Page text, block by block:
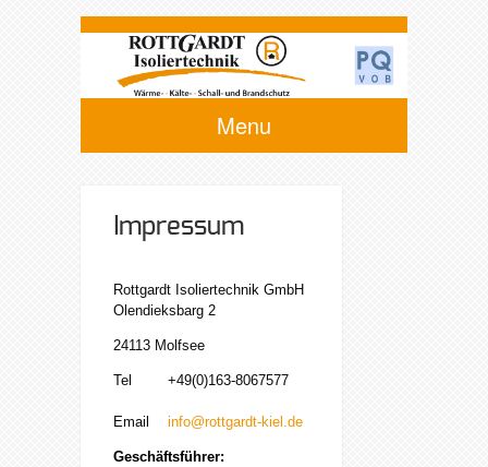
Menu
Impressum
Rottgardt Isoliertechnik GmbH
Olendieksbarg 2
24113 Molfsee
Tel +49(0)163-8067577
Email info@rottgardt-kiel.de
Geschäftsführer: